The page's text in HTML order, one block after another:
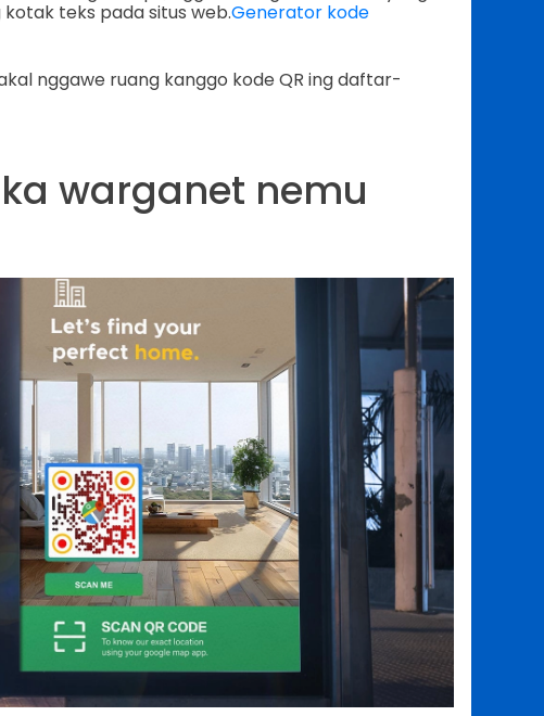
teks pada situs web.Generator kode
nggawe ruang kanggo kode QR ing daftar-
warganet nemu